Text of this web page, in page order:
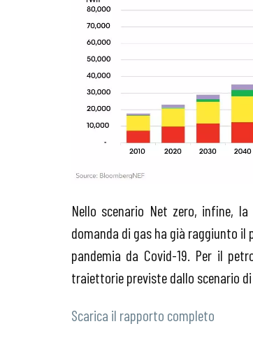
Nello scenario Net zero, infine,
domanda di gas ha già raggiunto il
pandemia da Covid-19. Per il
traiettorie previste dallo scenario
Scarica il rapporto completo